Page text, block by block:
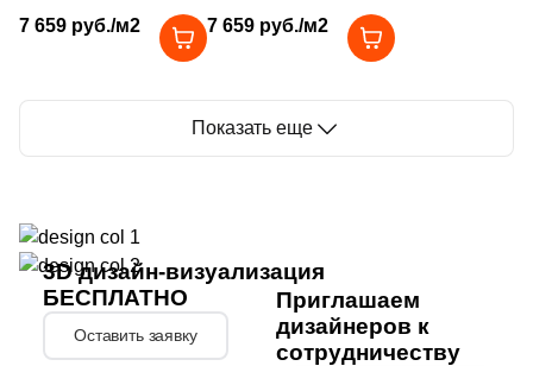
Размер, см
25x25 (10)
30x30 (2549)
30x60 (
матовая под кожу,
чип ромб
7 659 руб./м2
матовая под кожу,
чип ромб
7 659 руб./м2
Показать еще
3D дизайн-визуализация
БЕСПЛАТНО
Оставить заявку
Приглашаем
дизайнеров к
сотрудничеству